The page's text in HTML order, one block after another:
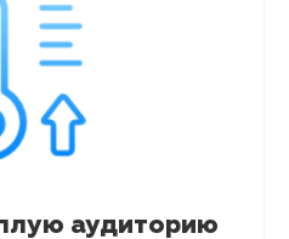
аудиторию